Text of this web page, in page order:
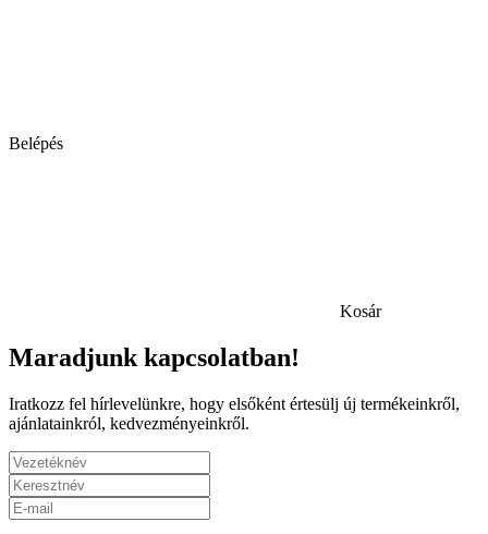
Belépés
Kosár
Maradjunk kapcsolatban!
Iratkozz fel hírlevelünkre, hogy elsőként értesülj új termékeinkről,
ajánlatainkról, kedvezményeinkről.